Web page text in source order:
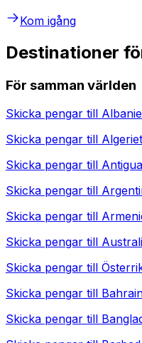
Kom igång
Destinationer
För samman världen
Skicka pengar till
Skicka pengar till Algeriet
Skicka pengar till
Skicka pengar till
Skicka pengar till
Skicka pengar till
Skicka pengar till
Skicka pengar till
Skicka pengar till